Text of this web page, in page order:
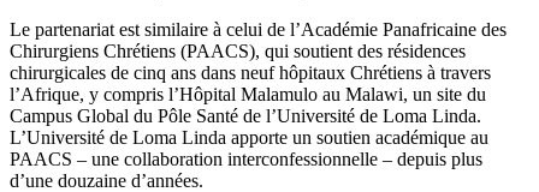
Le partenariat est similaire à celui de l’Académie Panafricaine des
Chirurgiens Chrétiens (PAACS), qui soutient des résidences
chirurgicales de cinq ans dans neuf hôpitaux Chrétiens à travers
l’Afrique, y compris l’Hôpital Malamulo au Malawi, un site du
Campus Global du Pôle Santé de l’Université de Loma Linda.
L’Université de Loma Linda apporte un soutien académique au
PAACS – une collaboration interconfessionnelle – depuis plus
d’une douzaine d’années.